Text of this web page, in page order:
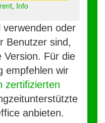
, Info
verwenden oder
Benutzer sind,
Version. Für die
empfehlen wir
zertifizierten
anbieten.